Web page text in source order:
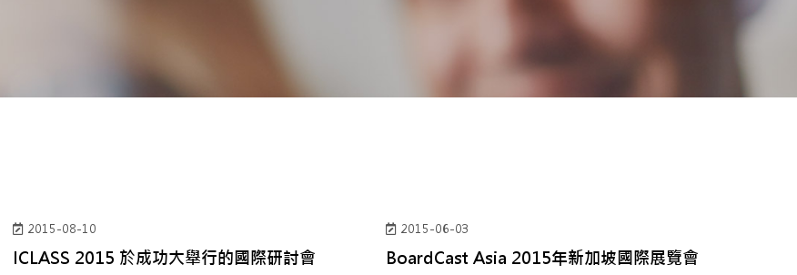
2015-08-10
ICLASS 2015 於成功大舉行的國際研討會
2015-06-03
BoardCast Asia 2015年新加坡國際展覽會